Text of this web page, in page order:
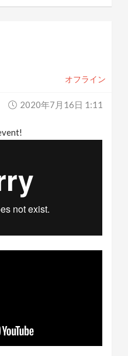
オフライン
2020年7月16日 1:11